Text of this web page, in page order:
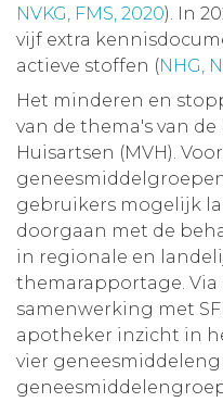
NVKG, FMS, 2020). In
vijf extra
actieve stoffen (NHG,
Het minderen en
van de thema's van
Huisartsen (MVH).
gebruikers mogelijk
doorgaan met de
in regionale en
themarapportage.
samenwerking met
apotheker inzicht in
vier